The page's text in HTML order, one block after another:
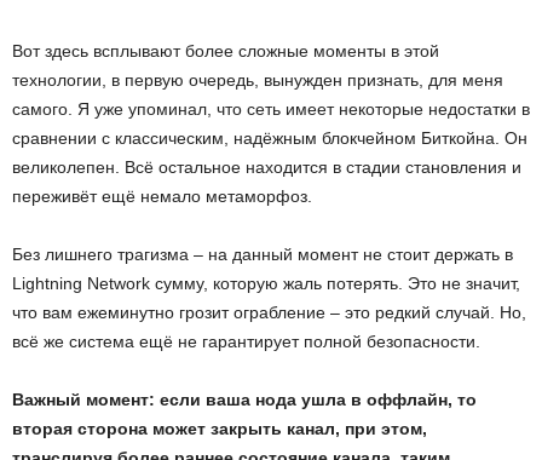
Вот здесь всплывают более сложные моменты в этой
технологии, в первую очередь, вынужден признать, для меня
самого. Я уже упоминал, что сеть имеет некоторые недостатки в
сравнении с классическим, надёжным блокчейном Биткойна. Он
великолепен. Всё остальное находится в стадии становления и
переживёт ещё немало метаморфоз.
Без лишнего трагизма – на данный момент не стоит держать в
Lightning Network сумму, которую жаль потерять. Это не значит,
что вам ежеминутно грозит ограбление – это редкий случай. Но,
всё же система ещё не гарантирует полной безопасности.
Важный момент: если ваша нода ушла в оффлайн, то
вторая сторона может закрыть канал, при этом,